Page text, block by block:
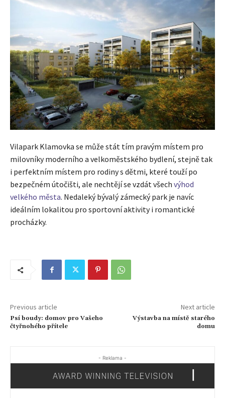
Vilapark Klamovka se může stát tím pravým místem pro
milovníky moderního a velkoměstského bydlení, stejně tak
i perfektním místem pro rodiny s dětmi, které touží po
bezpečném útočišti, ale nechtějí se vzdát všech výhod
velkého města. Nedaleký bývalý zámecký park je navíc
ideálním lokalitou pro sportovní aktivity i romantické
procházky.
Previous article
Psí boudy: domov pro Vašeho
čtyřnohého přítele
Next article
Výstavba na místě starého
domu
- Reklama -